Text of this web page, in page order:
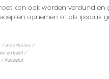
kan ook worden verdund en
opnemen of als ijssaus
/ moerbeien /
extract /
/ Karadut